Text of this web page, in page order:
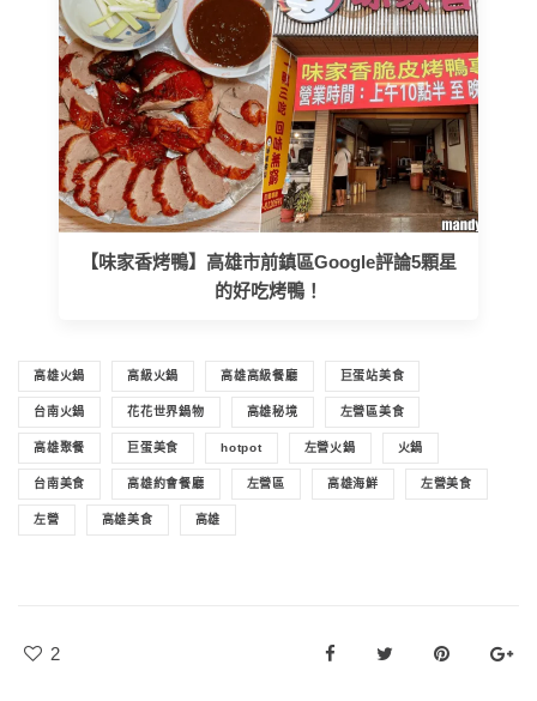
【味家香烤鴨】高雄市前鎮區Google評論5顆星
的好吃烤鴨！
高雄火鍋 高級火鍋 高雄高級餐廳 巨蛋站美食
台南火鍋 花花世界鍋物 高雄秘境 左營區美食
高雄聚餐 巨蛋美食 hotpot 左營火鍋 火鍋
台南美食 高雄約會餐廳 左營區 高雄海鮮 左營美食
左營 高雄美食 高雄
2